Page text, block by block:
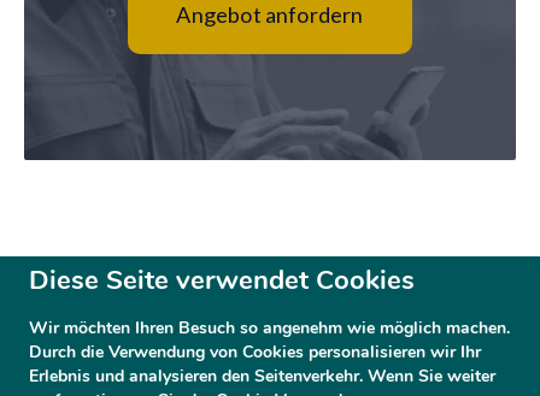
Angebot anfordern
Diese Seite verwendet Cookies
Wir möchten Ihren Besuch so angenehm wie möglich machen.
Durch die Verwendung von Cookies personalisieren wir Ihr
Erlebnis und analysieren den Seitenverkehr. Wenn Sie weiter